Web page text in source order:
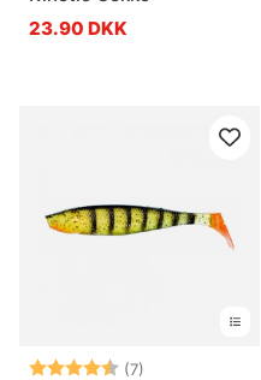
23.90 DKK
Vurdering: (7)